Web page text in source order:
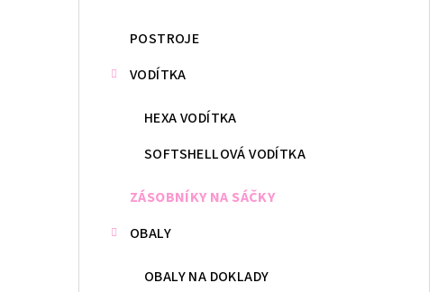
POSTROJE
VODÍTKA
HEXA VODÍTKA
SOFTSHELLOVÁ VODÍTKA
ZÁSOBNÍKY NA SÁČKY
OBALY
OBALY NA DOKLADY